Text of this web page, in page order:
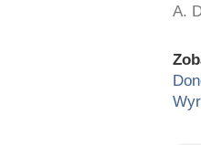
A.